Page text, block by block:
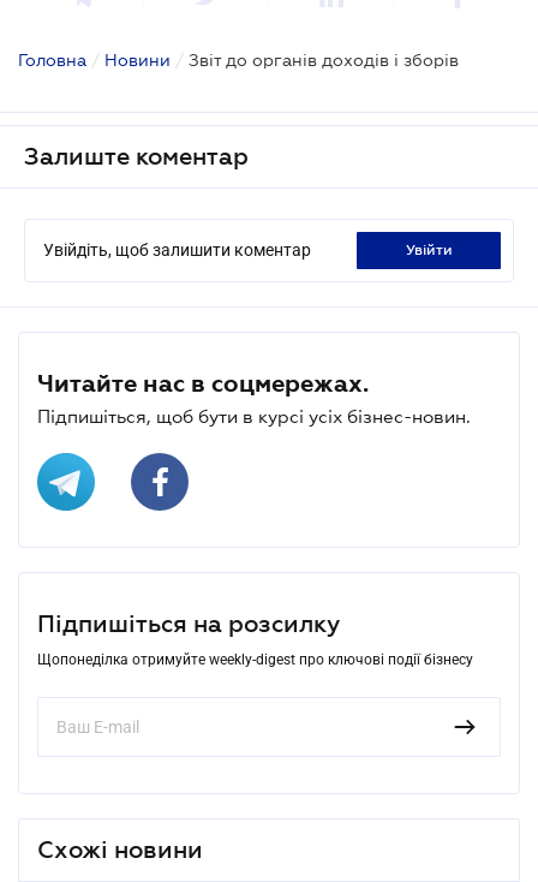
Головна / Новини / Звіт до органів доходів і зборів
Залиште коментар
Увійдіть, щоб залишити коментар увійти
Читайте нас в соцмережах.
Підпишіться, щоб бути в курсі усіх бізнес-новин.
Підпишіться на розсилку
Щопонеділка отримуйте weekly-digest про ключові події бізнесу
Схожі новини